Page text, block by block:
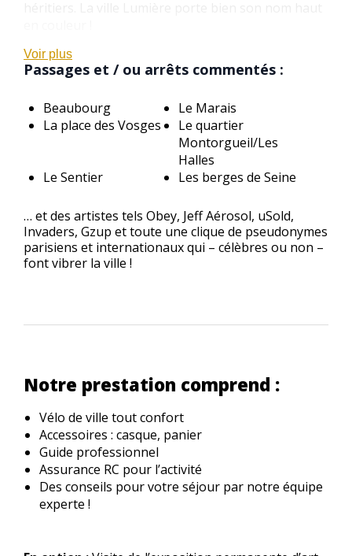
Voir plus
Passages et / ou arrêts commentés :
Beaubourg
Le Marais
La place des Vosges
Le quartier
Montorgueil/Les
Halles
Le Sentier
Les berges de Seine
… et des artistes tels Obey, Jeff Aérosol, uSold,
Invaders, Gzup et toute une clique de pseudonymes
parisiens et internationaux qui – célèbres ou non –
font vibrer la ville !
Notre prestation comprend :
Vélo de ville tout confort
Accessoires : casque, panier
Guide professionnel
Assurance RC pour l’activité
Des conseils pour votre séjour par notre équipe
experte !